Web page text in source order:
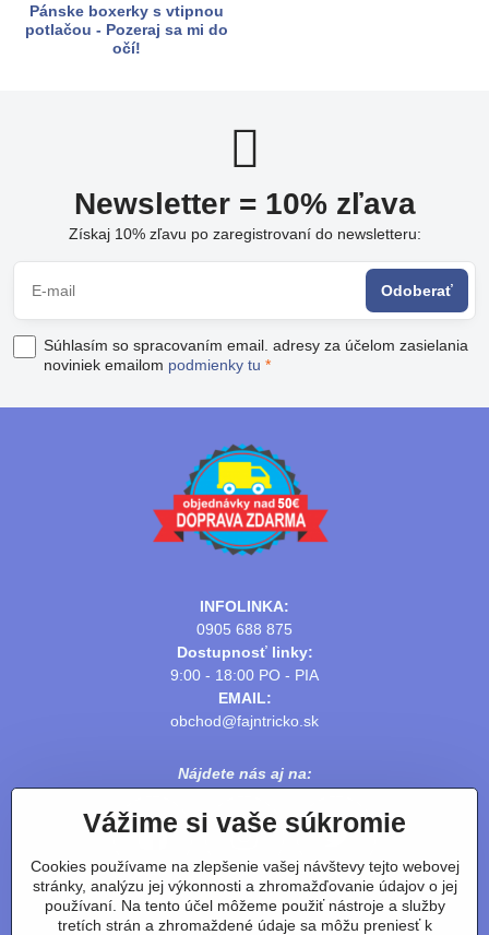
Pánske boxerky s vtipnou
potlačou - Pozeraj sa mi do
očí!
Newsletter = 10% zľava
Získaj 10% zľavu po zaregistrovaní do newsletteru:
Odoberať
Súhlasím so spracovaním email. adresy za účelom zasielania
noviniek emailom podmienky tu *
INFOLINKA:
0905 688 875
Dostupnosť linky:
9:00 - 18:00 PO - PIA
EMAIL:
obchod@fajntricko.sk
Nájdete nás aj na:
Vážime si vaše súkromie
Cookies používame na zlepšenie vašej návštevy tejto webovej
stránky, analýzu jej výkonnosti a zhromažďovanie údajov o jej
používaní. Na tento účel môžeme použiť nástroje a služby
tretích strán a zhromaždené údaje sa môžu preniesť k